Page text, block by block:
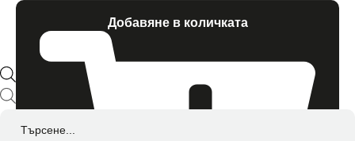
Добавяне в количката